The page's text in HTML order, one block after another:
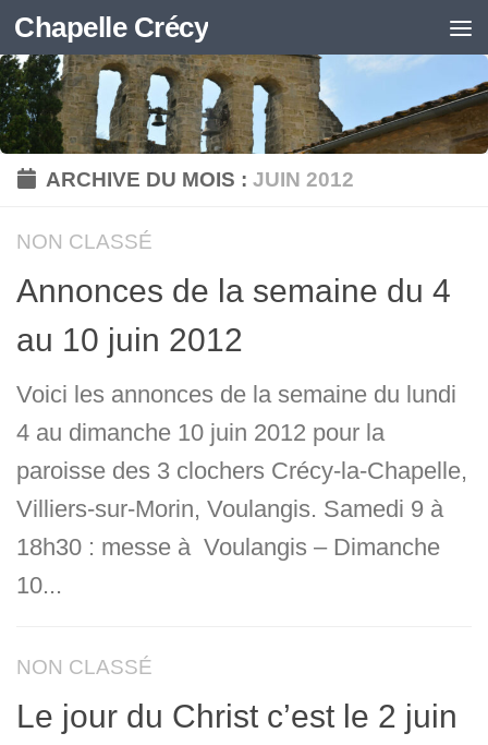
Skip to content
Chapelle Crécy
ARCHIVE DU MOIS :JUIN 2012
NON CLASSÉ
Annonces de la semaine du 4
au 10 juin 2012
Voici les annonces de la semaine du lundi
4 au dimanche 10 juin 2012 pour la
paroisse des 3 clochers Crécy-la-Chapelle,
Villiers-sur-Morin, Voulangis. Samedi 9 à
18h30 : messe à Voulangis – Dimanche
10...
NON CLASSÉ
Le jour du Christ c’est le 2 juin